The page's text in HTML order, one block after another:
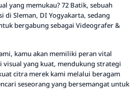
yang memukau? 72 Batik, sebuah
di Sleman, DI Yogyakarta, sedang
bergabung sebagai Videografer &
kamu akan memiliki peran vital
visual yang kuat, mendukung strategi
citra merek kami melalui beragam
seseorang yang bersemangat untuk